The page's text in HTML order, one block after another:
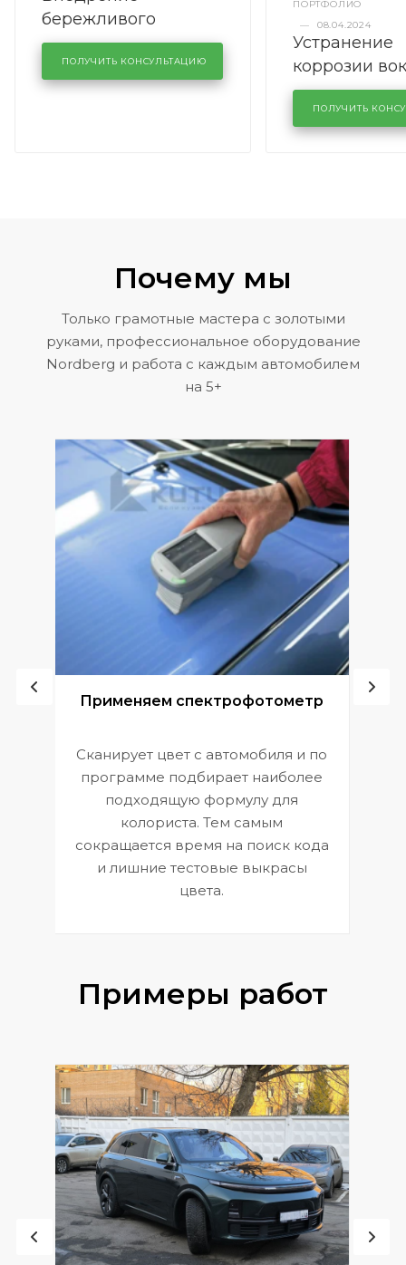
бережливого
производства в
кузовном сервисе
KUTUZOVV
ПОЛУЧИТЬ КОНСУЛЬТАЦИЮ
ПОРТФОЛИО
—
08.04.2024
Устранение
коррозии
лобового
районе
Volkswagen
ПОЛУЧИТЬ
Почему мы
Только грамотные мастера с золотыми
руками, профессиональное оборудование
Nordberg и работа с каждым автомобилем
на 5+
Применяем спектрофотометр
Сканирует цвет с автомобиля и по
программе подбирает наиболее
подходящую формулу для
колориста. Тем самым
сокращается время на поиск кода
и лишние тестовые выкрасы
цвета.
Примеры работ